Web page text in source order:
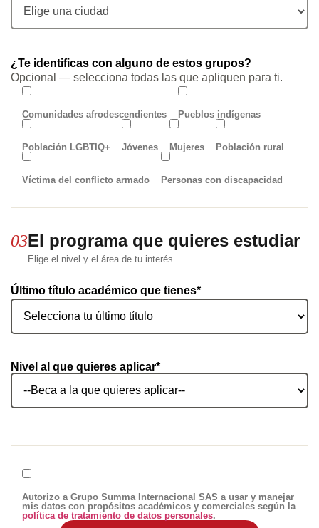
¿Te identificas con alguno de estos grupos?
Opcional — selecciona todas las que apliquen para ti.
Comunidades afrodescendientes Pueblos indígenas
Población LGBTIQ+ Jóvenes Mujeres Población rural
Víctima del conflicto armado Personas con discapacidad
03El programa que quieres estudiar
Elige el nivel y el área de tu interés.
Último título académico que tienes*
Nivel al que quieres aplicar*
Autorizo a Grupo Summa Internacional SAS a usar y manejar
mis datos con propósitos académicos y comerciales según la
política de tratamiento de datos personales.